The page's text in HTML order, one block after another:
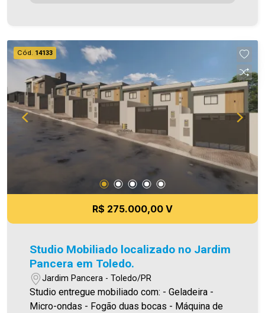
descobertas) - Piso porcelanato Área construída
115,00m² Área de terreno 216,00m² Aproveite
essa oportunidade! A hora de encontrar o seu
novo lar é agora! Imobiliária Ativa, sinta-se em
casa! As informações aqui prestadas são
verdadeiras, todavia, reservamo-nos o direito de
corrigir qualquer erro de digitação e ou ortografia,
bem como alteração dos preços e imagens.
Fotos meramente ilustrativas
Cód. 14133
R$ 275.000,00 V
Studio Mobiliado localizado no Jardim
Pancera em Toledo.
Jardim Pancera - Toledo/PR
Studio entregue mobiliado com: - Geladeira -
Micro-ondas - Fogão duas bocas - Máquina de